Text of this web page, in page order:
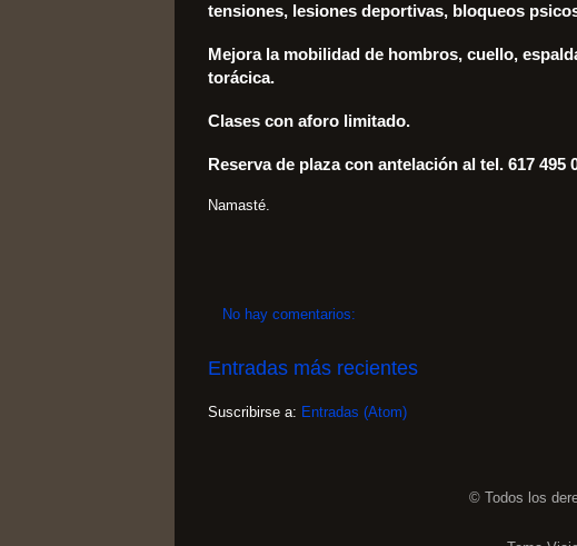
tensiones, lesiones deportivas, bloqueos
Mejora la mobilidad de hombros, cuello,
torácica.
Clases con aforo limitado.
Reserva de plaza con antelación al tel. 617 495
Namasté.
No hay comentarios:
Entradas más recientes
Suscribirse a: Entradas (Atom)
© Todos los